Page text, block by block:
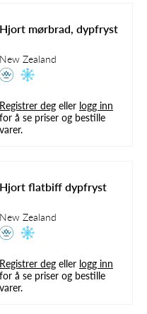
Hjort mørbrad, dypfryst
New Zealand
Registrer deg eller logg inn
for å se priser og bestille
varer.
Hjort flatbiff dypfryst
New Zealand
Registrer deg eller logg inn
for å se priser og bestille
varer.